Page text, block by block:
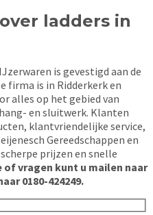
ladders in
is gevestigd aan de
firma is in Ridderkerk en
alles op het gebied van
en sluitwerk. Klanten
klantvriendelijke service,
Gereedschappen en
prijzen en snelle
vragen kunt u mailen naar
0180-424249.